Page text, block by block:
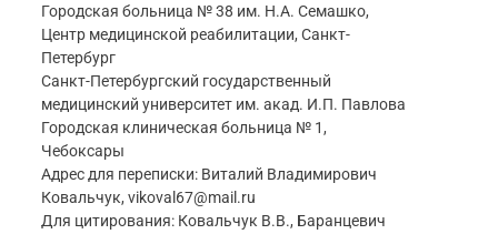
Городская больница № 38 им. Н.А. Семашко,
Центр медицинской реабилитации, Санкт-
Петербург
Санкт-Петербургский государственный
медицинский университет им. акад. И.П. Павлова
Городская клиническая больница № 1,
Чебоксары
Адрес для переписки: Виталий Владимирович
Ковальчук, vikoval67@mail.ru
Для цитирования: Ковальчук В.В., Баранцевич